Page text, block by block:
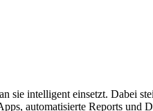
sie intelligent einsetzt. Dabei
automatisierte Reports